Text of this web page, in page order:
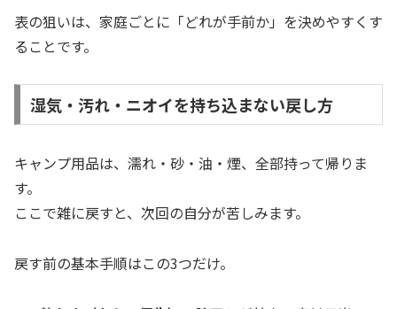
表の狙いは、家庭ごとに「どれが手前か」を決めやすくす
ることです。
湿気・汚れ・ニオイを持ち込まない戻し方
キャンプ用品は、濡れ・砂・油・煙、全部持って帰りま
す。
ここで雑に戻すと、次回の自分が苦しみます。
戻す前の基本手順はこの3つだけ。